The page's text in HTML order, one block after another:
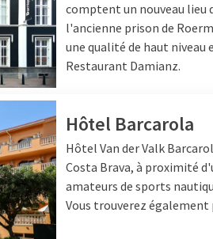
comptent un nouveau lieu
l'ancienne prison de
une qualité de haut
Restaurant Damianz.
Hôtel Barcarola
Hôtel Van der Valk
Costa Brava, à proximité
amateurs de sports
Vous trouverez